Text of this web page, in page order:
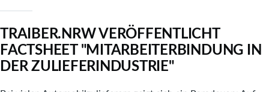
Factsheet
"3D-
Druck
TRAIBER.NRW VERÖFFENTLICHT
FACTSHEET "MITARBEITERBINDUNG IN
DER ZULIEFERINDUSTRIE"